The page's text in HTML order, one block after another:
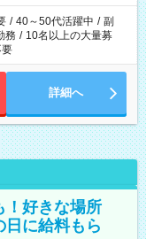
/ 40～50代活躍中 / 副
務 / 10名以上の大量募
詳細へ
！好きな場所
に給料もら